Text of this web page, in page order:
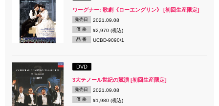
ワーグナー: 歌劇《ローエングリン》 [初回生産限定]
発売日 2021.09.08
価 格 ¥2,970 (税込)
品 番 UCBD-9090/1
DVD
3大テノール世紀の競演 [初回生産限定]
発売日 2021.09.08
価 格 ¥1,980 (税込)